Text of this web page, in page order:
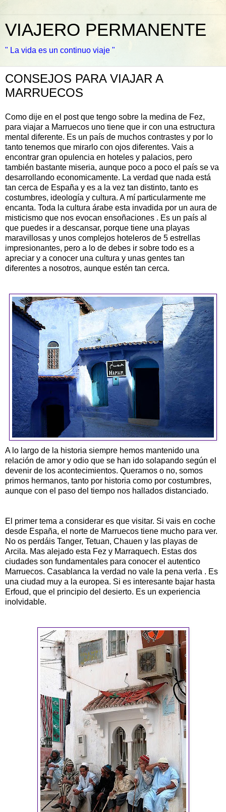
VIAJERO PERMANENTE
" La vida es un continuo viaje "
CONSEJOS PARA VIAJAR A
MARRUECOS
Como dije en el post que tengo sobre la medina de Fez,
para viajar a Marruecos uno tiene que ir con una estructura
mental diferente. Es un país de muchos contrastes y por lo
tanto tenemos que mirarlo con ojos diferentes. Vais a
encontrar gran opulencia en hoteles y palacios, pero
también bastante miseria, aunque poco a poco el país se va
desarrollando economicamente. La verdad que nada está
tan cerca de España y es a la vez tan distinto, tanto es
costumbres, ideología y cultura. A mí particularmente me
encanta. Toda la cultura árabe esta invadida por un aura de
misticismo que nos evocan ensoñaciones . Es un país al
que puedes ir a descansar, porque tiene una playas
maravillosas y unos complejos hoteleros de 5 estrellas
impresionantes, pero a lo de debes ir sobre todo es a
apreciar y a conocer una cultura y unas gentes tan
diferentes a nosotros, aunque estén tan cerca.
A lo largo de la historia siempre hemos mantenido una
relación de amor y odio que se han ido solapando según el
devenir de los acontecimientos. Queramos o no, somos
primos hermanos, tanto por historia como por costumbres,
aunque con el paso del tiempo nos hallados distanciado.
El primer tema a considerar es que visitar. Si vais en coche
desde España, el norte de Marruecos tiene mucho para ver.
No os perdáis Tanger, Tetuan, Chauen y las playas de
Arcila. Mas alejado esta Fez y Marraquech. Estas dos
ciudades son fundamentales para conocer el autentico
Marruecos. Casablanca la verdad no vale la pena verla . Es
una ciudad muy a la europea. Si es interesante bajar hasta
Erfoud, que el principio del desierto. Es un experiencia
inolvidable.